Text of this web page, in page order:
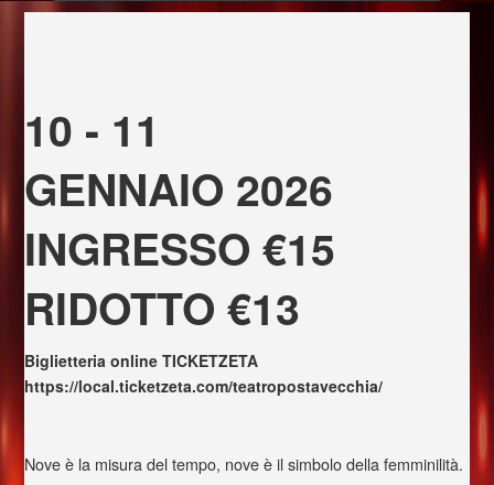
10 - 11
GENNAIO 2026
INGRESSO €15
RIDOTTO €13
Biglietteria online TICKETZETA
https://local.ticketzeta.com/teatropostavecchia/
Nove è la misura del tempo, nove è il simbolo della femminilità.